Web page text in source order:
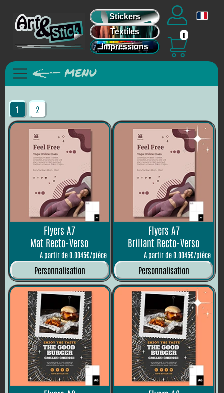
Stickers
Textiles
Impressions
0
1 2
Flyers A7
Mat Recto-Verso
A partir de 0.0045€/pièce
Personnalisation
Flyers A7
Brillant Recto-Verso
A partir de 0.0045€/pièce
Personnalisation